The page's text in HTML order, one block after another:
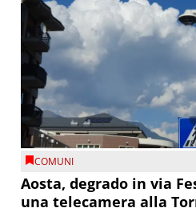
COMUNI
Aosta, degrado in via
una telecamera alla